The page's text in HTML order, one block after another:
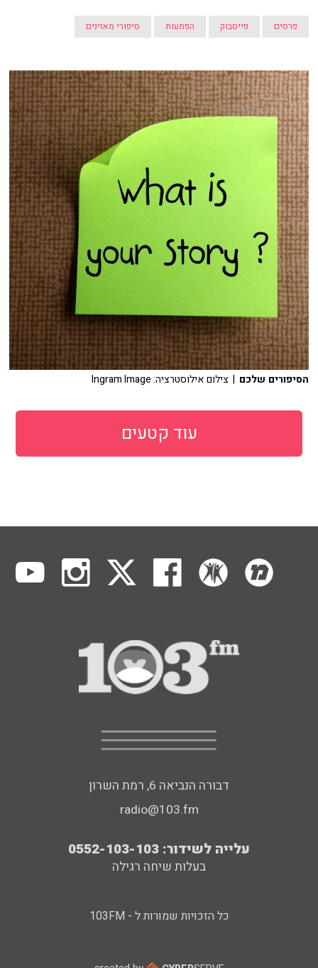
פרסים פייסבוק הפתעות סיפורי מאזינים
הסיפורים שלכם | צילום אילוסטרציה: Ingram Image
עוד קטעים
דבורה הנביאה 6, רמת השרון
radio@103.fm
עלייה לשידור: 0552-103-103
בעלות שיחה רגילה
כל הזכויות שמורות ל - 103FM